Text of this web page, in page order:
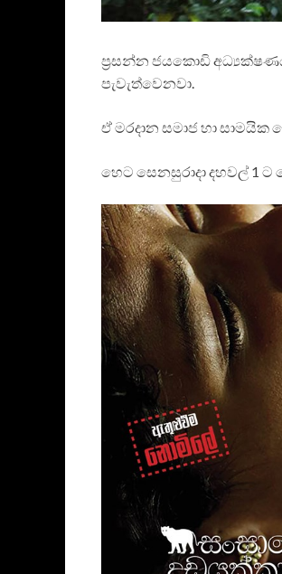
ප්‍රසන්න ජයකොඩි අධ්‍යක්ෂණය
පැවැත්වෙනවා.
ඒ මරදාන සමාජ හා සාමයික
හෙට සෙනසුරාදා දහවල් 1 ට